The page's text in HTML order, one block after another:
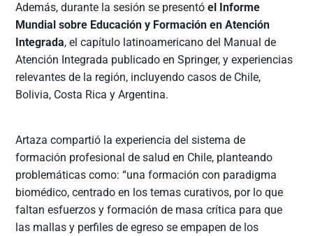
Además, durante la sesión se presentóel Informe
Mundial sobre Educación y Formación en Atención
Integrada, el capítulo latinoamericano del Manual de
Atención Integrada publicado en Springer, y experiencias
relevantes de la región, incluyendo casos de Chile,
Bolivia, Costa Rica y Argentina.
Artaza compartió la experiencia del sistema de
formación profesional de salud en Chile, planteando
problemáticas como: “una formación con paradigma
biomédico, centrado en los temas curativos, por lo que
faltan esfuerzos y formación de masa crítica para que
las mallas y perfiles de egreso se empapen de los